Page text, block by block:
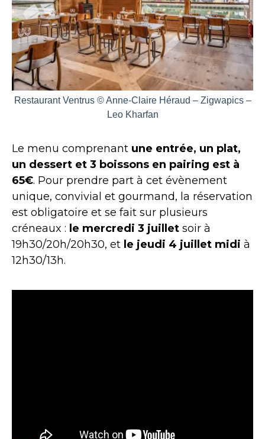
Restaurant Ventrus © Anne-Claire Héraud – Zigwapics –
Leo Kharfan
Le menu comprenant une entrée, un plat,
un dessert et 3 boissons en pairing est à
65€. Pour prendre part à cet évènement
unique, convivial et gourmand, la réservation
est obligatoire et se fait sur plusieurs
créneaux : le mercredi 3 juillet soir à
19h30/20h/20h30, et le jeudi 4 juillet midi à
12h30/13h.